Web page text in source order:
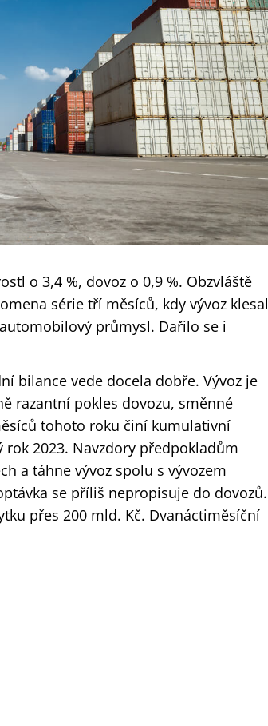
o 3,4 %, dovoz o 0,9 %. Obzvláště
série tří měsíců, kdy vývoz klesal
průmysl. Dařilo se i
bilance vede docela dobře. Vývoz je
razantní pokles dovozu, směnné
tohoto roku činí kumulativní
rok 2023. Navzdory předpokladům
a táhne vývoz spolu s vývozem
se příliš nepropisuje do dovozů.
přes 200 mld. Kč. Dvanáctiměsíční